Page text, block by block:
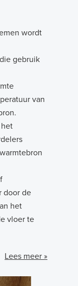
wordt
gebruik
van
door de
het
vloer te
Lees meer »